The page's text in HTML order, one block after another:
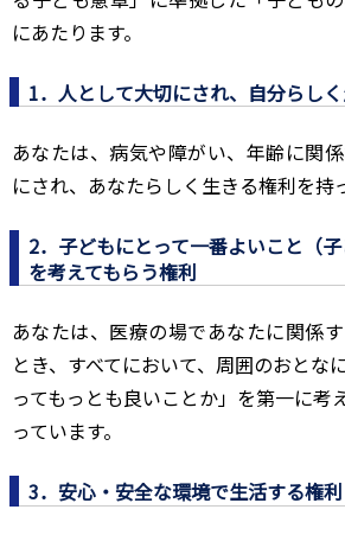
にあたります。
1．人として大切にされ、自分らし
あなたは、病気や障がい、年齢に関
にされ、あなたらしく生きる権利を持
2．子どもにとって一番よいこと（子
を考えてもらう権利
あなたは、医療の場であなたに関係
とき、すべてにおいて、周囲のおとな
ってもっとも良いことか」を第一に考
っています。
3．安心・安全な環境で生活する権利